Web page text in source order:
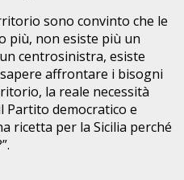
sono convinto che le
più, non esiste più un
centrosinistra, esiste
affrontare i bisogni
la reale necessità
Partito democratico e
ricetta per la Sicilia perché